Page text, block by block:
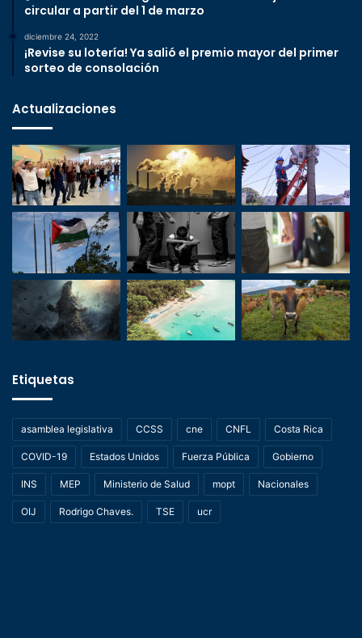
circular a partir del 1 de marzo
diciembre 24, 2022
¡Revise su lotería! Ya salió el premio mayor del primer
sorteo de consolación
Actualizaciones
Etiquetas
asamblea legislativa CCSS cne CNFL Costa Rica
COVID-19 Estados Unidos Fuerza Pública Gobierno
INS MEP Ministerio de Salud mopt Nacionales
OIJ Rodrigo Chaves. TSE ucr